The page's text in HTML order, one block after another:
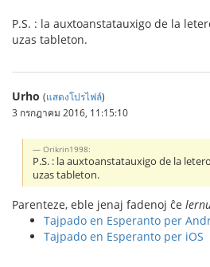
P.S. : la auxtoanstatauxigo de la
uzas tableton.
Urho (แสดงโปรไฟล์)
3 กรกฎาคม 2016, 11:15:10
Orikrin1998:
P.S. : la auxtoanstatauxigo de la
uzas tableton.
Parenteze, eble jenaj fadenoj ĉe
Tajpado en Esperanto per
Tajpado en Esperanto per iOS